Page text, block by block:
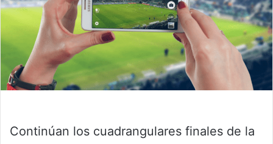
Continúan los cuadrangulares finales de la